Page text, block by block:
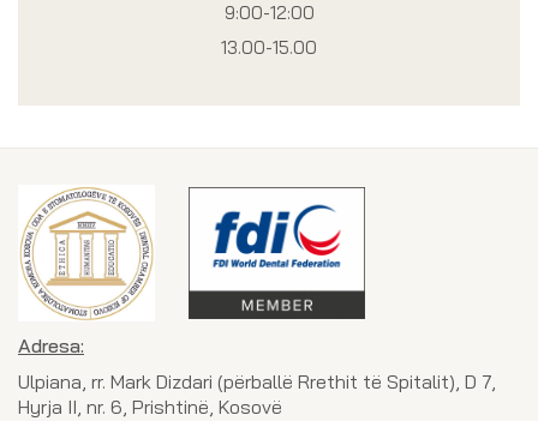
9:00-12:00
13.00-15.00
Adresa:
Ulpiana, rr. Mark Dizdari (përballë Rrethit të Spitalit), D 7,
Hyrja II, nr. 6, Prishtinë, Kosovë